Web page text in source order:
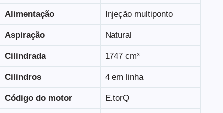
Alimentação Injeção multiponto
Aspiração Natural
Cilindrada 1747 cm³
Cilindros 4 em linha
Código do motor E.torQ